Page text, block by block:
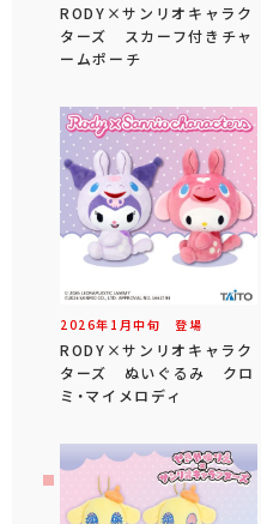
RODY×サンリオキャラク
ターズ スカーフ付きチャ
ームポーチ
2026年 1 月中旬 登場
RODY×サンリオキャラク
ターズ ぬいぐるみ クロ
ミ・マイメロディ